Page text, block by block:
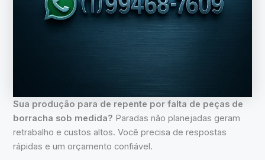
Sua produção para de repente por falta de peças de
borracha sob medida? Paradas não planejadas geram
retrabalho e custos altos. Você precisa de respostas
rápidas e um orçamento confiável.